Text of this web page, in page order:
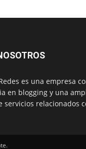
es una empresa
en blogging y una
servicios relacionados